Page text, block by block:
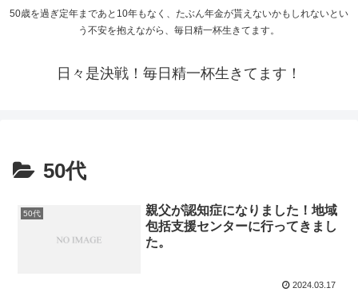
50歳を過ぎ定年まであと10年もなく、たぶん年金が貰えないかもしれないとい
う不安を抱えながら、毎日精一杯生きてます。
日々是決戦！毎日精一杯生きてます！
50代
50代
親父が認知症になりました！地域
包括支援センターに行ってきまし
た。
2024.03.17